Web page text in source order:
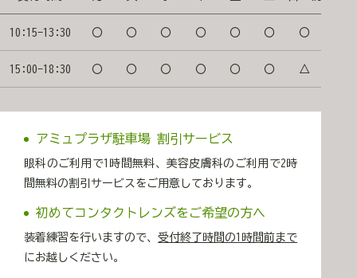
10:15-13:30 〇 〇 〇 〇 〇 〇 〇
15:00-18:30 〇 〇 〇 〇 〇 〇 △
アミュプラザ駐車場 割引サービス
眼科のご利用で1時間無料、美容皮膚科のご利用で2時
間無料の割引サービスをご用意しております。
初めてコンタクトレンズをご希望の方へ
装着練習を行いますので、受付終了時間の1時間前まで
にお越しください。